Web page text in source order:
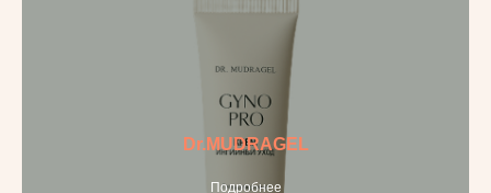
Dr.MUDRAGEL
Подробнее